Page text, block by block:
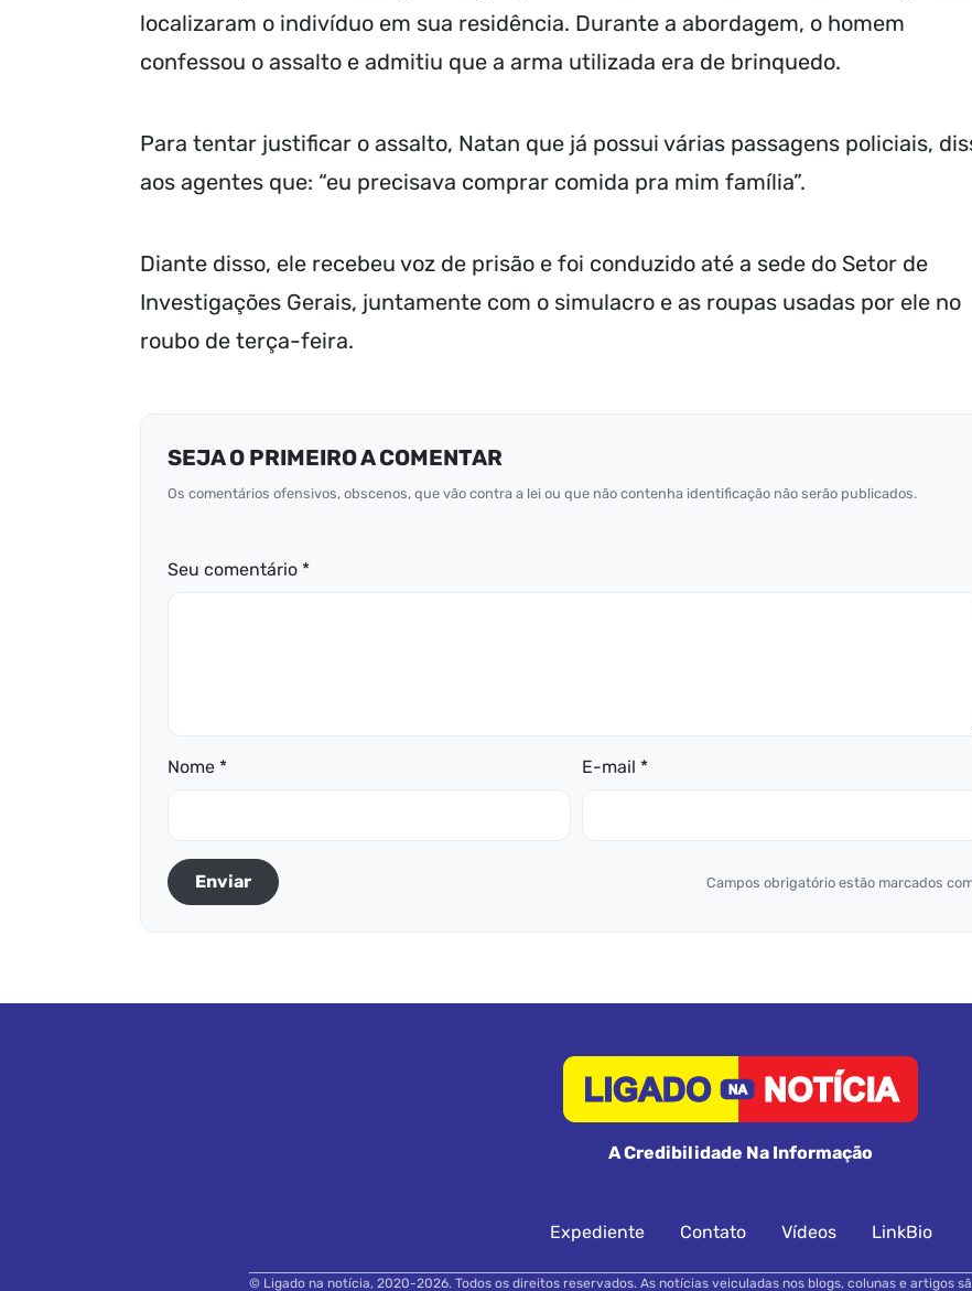
localizaram o indivíduo em sua residência. Durante a abordagem, o homem
confessou o assalto e admitiu que a arma utilizada era de brinquedo.
Para tentar justificar o assalto, Natan que já possui várias passagens policiais,
aos agentes que: “eu precisava comprar comida pra mim família”.
Diante disso, ele recebeu voz de prisão e foi conduzido até a sede do Setor de
Investigações Gerais, juntamente com o simulacro e as roupas usadas por ele no
roubo de terça-feira.
SEJA O PRIMEIRO A COMENTAR
Os comentários ofensivos, obscenos, que vão contra a lei ou que não contenha identificação não serão publicados.
Seu comentário *
Nome * E-mail *
Enviar Campos obrigatório estão marcados
A Credibilidade Na Informação
Expediente Contato Vídeos LinkBio
© Ligado na notícia, 2020-2026. Todos os direitos reservados. As notícias veiculadas nos blogs, colunas e artigos